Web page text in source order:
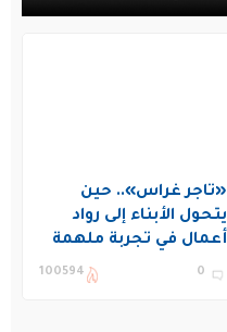
«تاجر غراس».. حين
يتحول الأبناء إلى رواد
أعمال في تجربة ملهمة
بنادي غراس الصيفي
0
100594